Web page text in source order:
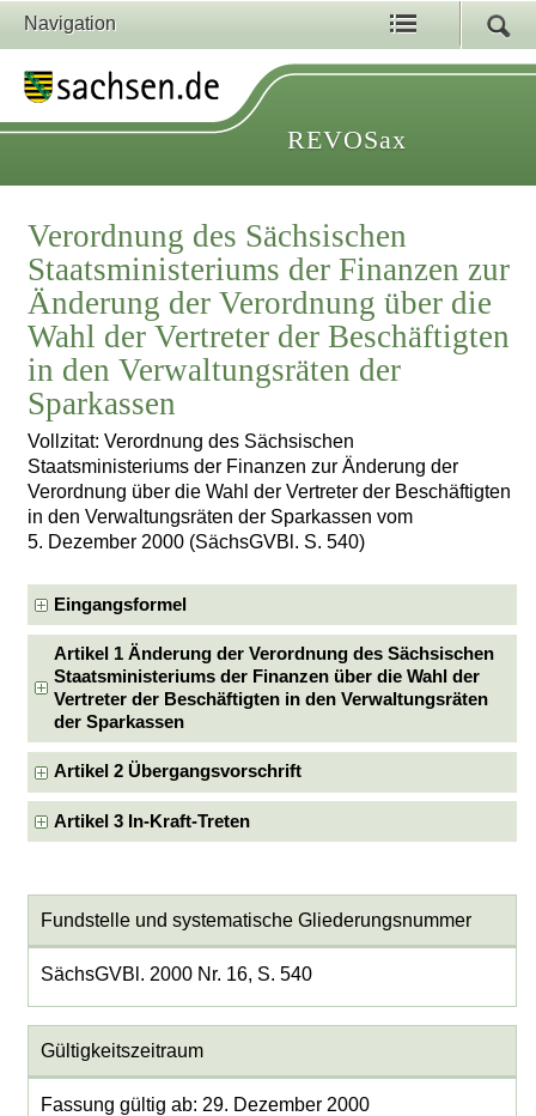
Navigation
REVOSax
Verordnung des Sächsischen
Staatsministeriums der Finanzen zur
Änderung der Verordnung über die
Wahl der Vertreter der Beschäftigten
in den Verwaltungsräten der
Sparkassen
Vollzitat: Verordnung des Sächsischen
Staatsministeriums der Finanzen zur Änderung der
Verordnung über die Wahl der Vertreter der Beschäftigten
in den Verwaltungsräten der Sparkassen vom
5. Dezember 2000 (SächsGVBl. S. 540)
Eingangsformel
Artikel 1 Änderung der Verordnung des Sächsischen
Staatsministeriums der Finanzen über die Wahl der
Vertreter der Beschäftigten in den Verwaltungsräten
der Sparkassen
Artikel 2 Übergangsvorschrift
Artikel 3 In-Kraft-Treten
Fundstelle und systematische Gliederungsnummer
SächsGVBl. 2000 Nr. 16, S. 540
Gültigkeitszeitraum
Fassung gültig ab: 29. Dezember 2000